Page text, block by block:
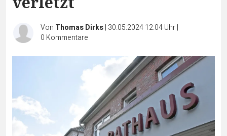
Von Thomas Dirks| 30.05.2024 12:04 Uhr|
0 Kommentare